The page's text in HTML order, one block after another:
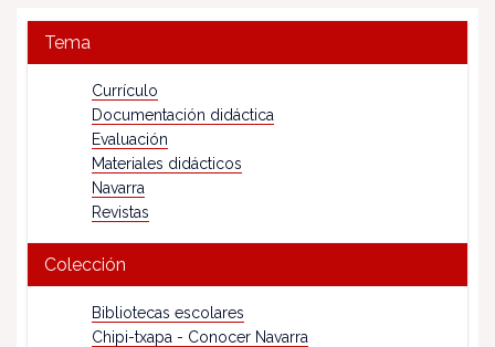
Tema
Currículo
Documentación didáctica
Evaluación
Materiales didácticos
Navarra
Revistas
Colección
Bibliotecas escolares
Chipi-txapa - Conocer Navarra